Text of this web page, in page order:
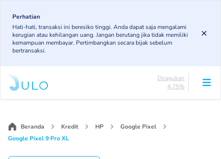
main
content
Perhatian
Hati-hati, transaksi ini beresiko tinggi. Anda dapat saja mengalami
kerugian atau kehilangan uang. Jangan berutang jika tidak memiliki
kemampuan membayar. Pertimbangkan secara bijak sebelum
bertransaksi.
85.19%
DPK
3.43%
Diragukan
4.75%
85.19%
Beranda Kredit HP
Google Pixel
Google Pixel 9 Pro XL